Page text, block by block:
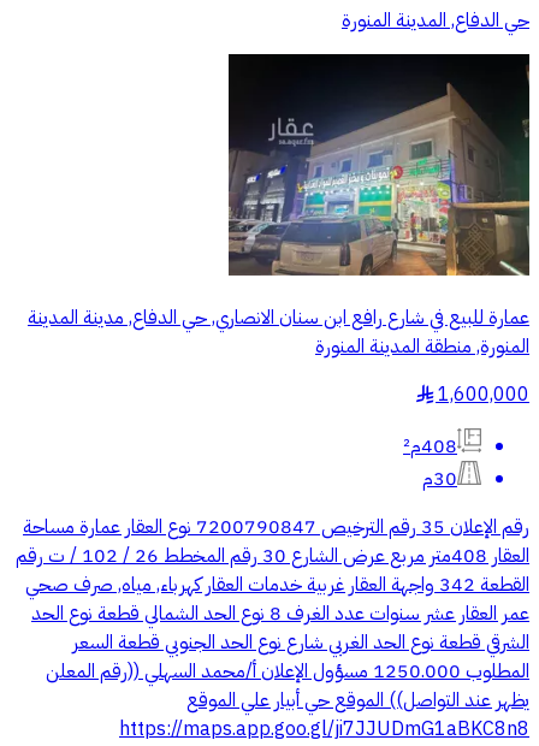
حي الدفاع, المدينة المنورة
عمارة للبيع في شارع رافع ابن سنان الانصاري, حي الدفاع, مدينة المدينة
المنورة, منطقة المدينة المنورة
1,600,000
§
408م²
30م
رقم الإعلان 35 رقم الترخيص 7200790847 نوع العقار عمارة مساحة
العقار 408متر مربع عرض الشارع 30 رقم المخطط 26 / 102 / ت رقم
القطعة 342 واجهة العقار غربية خدمات العقار كهرباء, مياه, صرف صحي
عمر العقار عشر سنوات عدد الغرف 8 نوع الحد الشمالي قطعة نوع الحد
الشرقي قطعة نوع الحد الغربي شارع نوع الحد الجنوبي قطعة السعر
المطلوب 1250.000 مسؤول الإعلان أ/محمد السهلي ((رقم المعلن
يظهر عند التواصل)) الموقع حي أبيار علي الموقع
https://maps.app.goo.gl/ji7JJUDmG1aBKC8n8